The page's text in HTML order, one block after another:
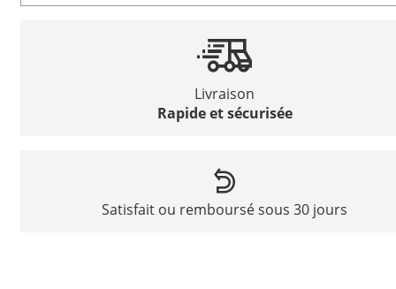
Livraison
Rapide et sécurisée
Satisfait ou remboursé sous 30 jours